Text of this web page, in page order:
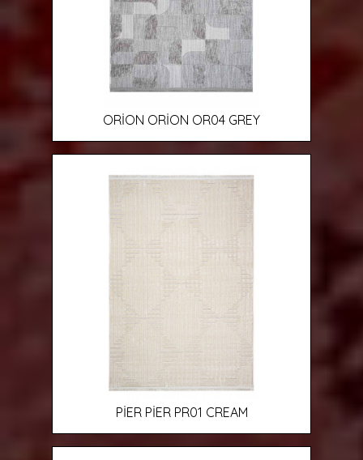
ORİON ORİON OR04 GREY
PİER PİER PR01 CREAM